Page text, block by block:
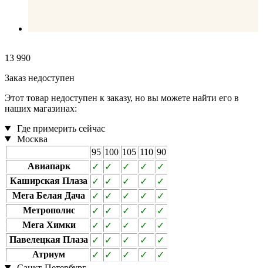
13 990
Заказ недоступен
Этот товар недоступен к заказу, но вы можете найти его в
наших магазинах:
Где примерить сейчас
Москва
95 100 105 110 90
Авиапарк
✓ ✓ ✓ ✓
✓
Каширская Плаза ✓ ✓ ✓ ✓
✓
Мега Белая Дача
✓ ✓ ✓ ✓
✓
Метрополис
✓ ✓ ✓ ✓
✓
Мега Химки
✓ ✓ ✓ ✓
✓
Павелецкая Плаза ✓ ✓ ✓ ✓
✓
Атриум
✓ ✓ ✓ ✓
✓